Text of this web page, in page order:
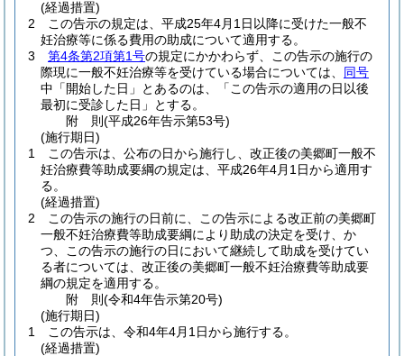
(経過措置)
2
この告示の規定は、平成25年4月1日以降に受けた一般不
妊治療等に係る費用の助成について適用する。
3
第4条第2項第1号の規定にかかわらず、この告示の施行の
際現に一般不妊治療等を受けている場合については、 同号
中「開始した日」とあるのは、「この告示の適用の日以後
最初に受診した日」とする。
附 則(平成26年告示第53号)
(施行期日)
1
この告示は、公布の日から施行し、改正後の美郷町一般不
妊治療費等助成要綱の規定は、平成26年4月1日から適用す
る。
(経過措置)
2
この告示の施行の日前に、この告示による改正前の美郷町
一般不妊治療費等助成要綱により助成の決定を受け、か
つ、この告示の施行の日において継続して助成を受けてい
る者については、改正後の美郷町一般不妊治療費等助成要
綱の規定を適用する。
附 則(令和4年告示第20号)
(施行期日)
1
この告示は、令和4年4月1日から施行する。
(経過措置)